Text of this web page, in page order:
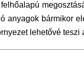
anyagok bármikor
lehetővé